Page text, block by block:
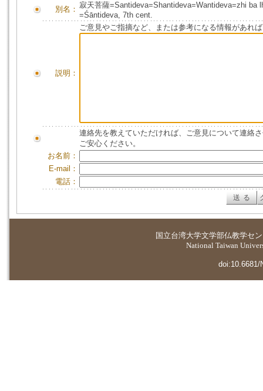
別名： 寂天菩薩=Santideva=Shantideva=Wantideva=zhi ba
=Śāntideva, 7th cent.
説明：
ご意見やご指摘など、または参考になる情報があれ
連絡先を教えていただければ、ご意見について連絡
ご安心ください。
お名前：
E-mail：
電話：
国立台湾大学文学部仏教学セ
National Taiwan
doi:10.6681/